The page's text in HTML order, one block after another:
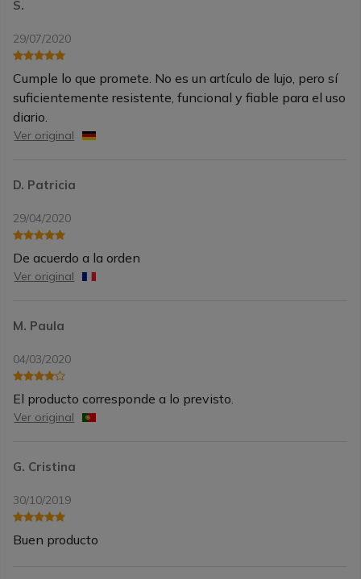
S.
29/07/2020
Cumple lo que promete. No es un artículo de lujo, pero sí
suficientemente resistente, funcional y fiable para el uso
diario.
Ver original
D. Patricia
29/04/2020
De acuerdo a la orden
Ver original
M. Paula
04/03/2020
El producto corresponde a lo previsto.
Ver original
G. Cristina
30/10/2019
Buen producto